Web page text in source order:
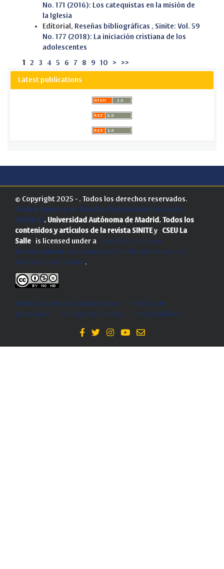
No. 171 (2016): Los catequistas en la misión de
la Iglesia
Editorial, Reseñas bibliográficas , Sinite: Vol. 59
No. 177 (2018): La iniciación cristiana de los
adolescentes
1 2 3 4 5 6 7 8 9 10 > >>
Latest publications
© Copyright 2025 - . Todos los derechos reservados.
Centro Superior de Estudios Universitarios La Salle
(CSEULS). Universidad Autónoma de Madrid. Todos los
contenidos y artículos de la revista SINITEy CSEU La
Salle is licensed under a Creative Commons
Reconocimiento-NoComercial-SinObraDerivada 4.0
Internacional License.
Política de Protección de Datos - Politica de
privacidad
- Política de cookies - Accesibilidad